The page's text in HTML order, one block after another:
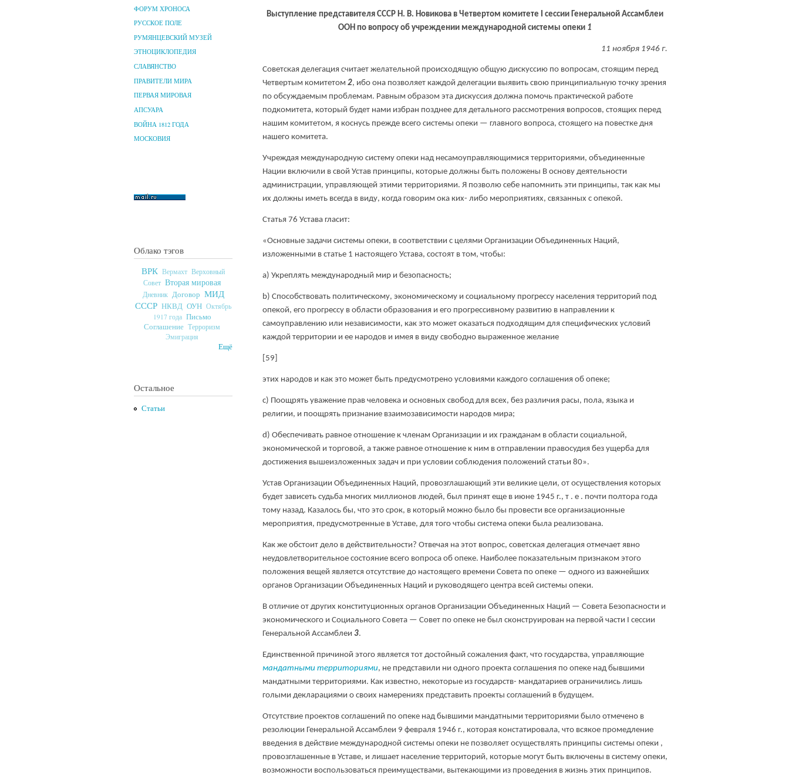
ФОРУМ ХРОНОСА
РУССКОЕ ПОЛЕ
РУМЯНЦЕВСКИЙ МУЗЕЙ
ЭТНОЦИКЛОПЕДИЯ
СЛАВЯНСТВО
ПРАВИТЕЛИ МИРА
ПЕРВАЯ МИРОВАЯ
АПСУАРА
ВОЙНА 1812 ГОДА
МОСКОВИЯ
Облако тэгов
ВРК Вермахт Верховный
Совет Вторая мировая
Дневник Договор МИД
СССР НКВД ОУН Октябрь
1917 года Письмо
Соглашение Терроризм
Эмиграция
Ещё
Остальное
Статьи
Выступление представителя СССР Н. В. Новикова в Четвертом комитете I сессии Генеральной Ассамблеи
ООН по вопросу об учреждении международной системы опеки 1
11 ноября 1946 г.
Советская делегация считает желательной происходящую общую дискуссию по вопросам, стоящим перед
Четвертым комитетом 2, ибо она позволяет каждой делегации выявить свою принципиальную точку зрения
по обсуждаемым проблемам. Равным образом эта дискуссия должна помочь практической работе
подкомитета, который будет нами избран позднее для детального рассмотрения вопросов, стоящих перед
нашим комитетом, я коснусь прежде всего системы опеки — главного вопроса, стоящего на повестке дня
нашего комитета.
Учреждая международную систему опеки над несамоуправляющимися территориями, объединенные
Нации включили в свой Устав принципы, которые должны быть положены В основу деятельности
администрации, управляющей этими территориями. Я позволю себе напомнить эти принципы, так как мы
их должны иметь всегда в виду, когда говорим ока ких- либо мероприятиях, связанных с опекой.
Статья 76 Устава гласит:
«Основные задачи системы опеки, в соответствии с целями Организации Объединенных Наций,
изложенными в статье 1 настоящего Устава, состоят в том, чтобы:
а) Укреплять международный мир и безопасность;
b) Способствовать политическому, экономическому и социальному прогрессу населения территорий под
опекой, его прогрессу в области образования и его прогрессивному развитию в направлении к
самоуправлению или независимости, как это может оказаться подходящим для специфических условий
каждой территории и ее народов и имея в виду свободно выраженное желание
[59]
этих народов и как это может быть предусмотрено условиями каждого соглашения об опеке;
c) Поощрять уважение прав человека и основных свобод для всех, без различия расы, пола, языка и
религии, и поощрять признание взаимозависимости народов мира;
d) Обеспечивать равное отношение к членам Организации и их гражданам в области социальной,
экономической и торговой, а также равное отношение к ним в отправлении правосудия без ущерба для
достижения вышеизложенных задач и при условии соблюдения положений статьи 80».
Устав Организации Объединенных Наций, провозглашающий эти великие цели, от осуществления которых
будет зависеть судьба многих миллионов людей, был принят еще в июне 1945 г., т . е . почти полтора года
тому назад. Казалось бы, что это срок, в который можно было бы провести все организационные
мероприятия, предусмотренные в Уставе, для того чтобы система опеки была реализована.
Как же обстоит дело в действительности? Отвечая на этот вопрос, советская делегация отмечает явно
неудовлетворительное состояние всего вопроса об опеке. Наиболее показательным признаком этого
положения вещей является отсутствие до настоящего времени Совета по опеке — одного из важнейших
органов Организации Объединенных Наций и руководящего центра всей системы опеки.
В отличие от других конституционных органов Организации Объединенных Наций — Совета Безопасности и
экономического и Социального Совета — Совет по опеке не был сконструирован на первой части I сессии
Генеральной Ассамблеи 3.
Единственной причиной этого является тот достойный сожаления факт, что государства, управляющие
мандатными территориями, не представили ни одного проекта соглашения по опеке над бывшими
мандатными территориями. Как известно, некоторые из государств- мандатариев ограничились лишь
голыми декларациями о своих намерениях представить проекты соглашений в будущем.
Отсутствие проектов соглашений по опеке над бывшими мандатными территориями было отмечено в
резолюции Генеральной Ассамблеи 9 февраля 1946 г., которая констатировала, что всякое промедление
введения в действие международной системы опеки не позволяет осуществлять принципы системы опеки ,
провозглашенные в Уставе, и лишает население территорий, которые могут быть включены в систему опеки,
возможности воспользоваться преимуществами, вытекающими из проведения в жизнь этих принципов.